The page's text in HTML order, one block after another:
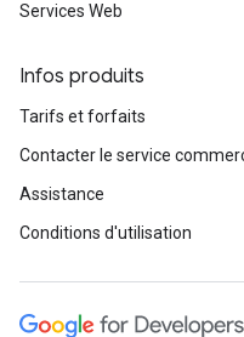
Services Web
Infos produits
Tarifs et forfaits
Contacter le service
Assistance
Conditions d'utilisation